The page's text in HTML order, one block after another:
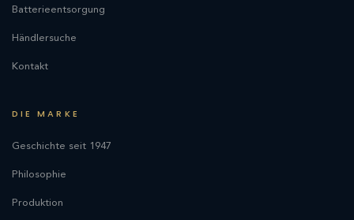
Batterieentsorgung
Händlersuche
Kontakt
DIE MARKE
Geschichte seit 1947
Philosophie
Produktion